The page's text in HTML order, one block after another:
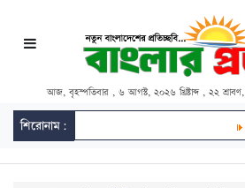
আজ, বৃহস্পতিবার , ৬ আগস্ট, ২০২৬ খ্রিষ্টাব্দ , ২২ শ্রাবণ,
শিরোনাম: